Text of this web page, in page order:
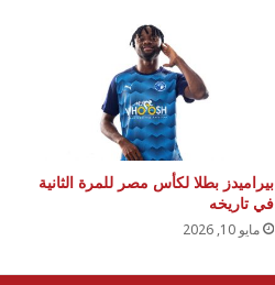
بيراميدز بطلا لكأس مصر للمرة الثانية
في تاريخه
مايو 10, 2026